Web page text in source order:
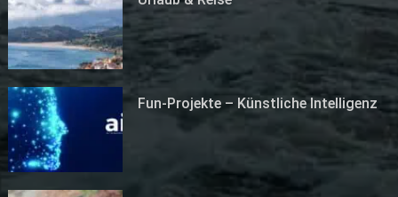
Fun-Projekte – Künstliche Intelligenz